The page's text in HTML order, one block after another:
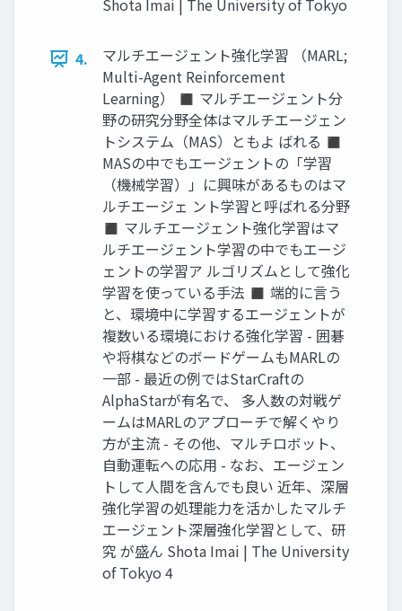
Shota Imai | The University of Tokyo
4.
マルチエージェント強化学習 （MARL;
Multi-Agent Reinforcement
Learning） ◼ マルチエージェント分
野の研究分野全体はマルチエージェン
トシステム（MAS）ともよ ばれる ◼
MASの中でもエージェントの「学習
（機械学習）」に興味があるものはマ
ルチエージェ ント学習と呼ばれる分野
◼ マルチエージェント強化学習はマ
ルチエージェント学習の中でもエージ
ェントの学習ア ルゴリズムとして強化
学習を使っている手法 ◼ 端的に言う
と、環境中に学習するエージェントが
複数いる環境における強化学習 - 囲碁
や将棋などのボードゲームもMARLの
一部 - 最近の例ではStarCraftの
AlphaStarが有名で、 多人数の対戦ゲ
ームはMARLのアプローチで解くやり
方が主流 - その他、マルチロボット、
自動運転への応用 - なお、エージェン
トして人間を含んでも良い 近年、深層
強化学習の処理能力を活かしたマルチ
エージェント深層強化学習として、研
究 が盛ん Shota Imai | The University
of Tokyo 4